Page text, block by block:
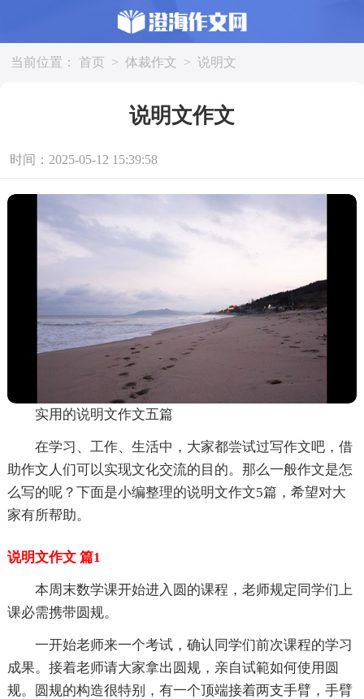
当前位置： 首页 > 体裁作文 > 说明文
说明文作文
时间：2025-05-12 15:39:58
实用的说明文作文五篇
在学习、工作、生活中，大家都尝试过写作文吧，借
助作文人们可以实现文化交流的目的。那么一般作文是怎
么写的呢？下面是小编整理的说明文作文5篇，希望对大
家有所帮助。
说明文作文 篇1
本周末数学课开始进入圆的课程，老师规定同学们上
课必需携带圆规。
一开始老师来一个考试，确认同学们前次课程的学习
成果。接着老师请大家拿出圆规，亲自试範如何使用圆
规。圆规的构造很特别，有一个顶端接着两支手臂，手臂